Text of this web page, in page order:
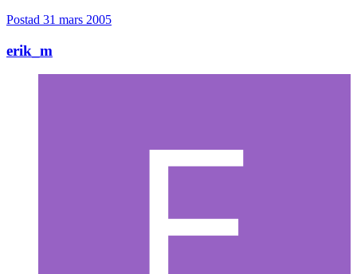
Postad 31 mars 2005
erik_m